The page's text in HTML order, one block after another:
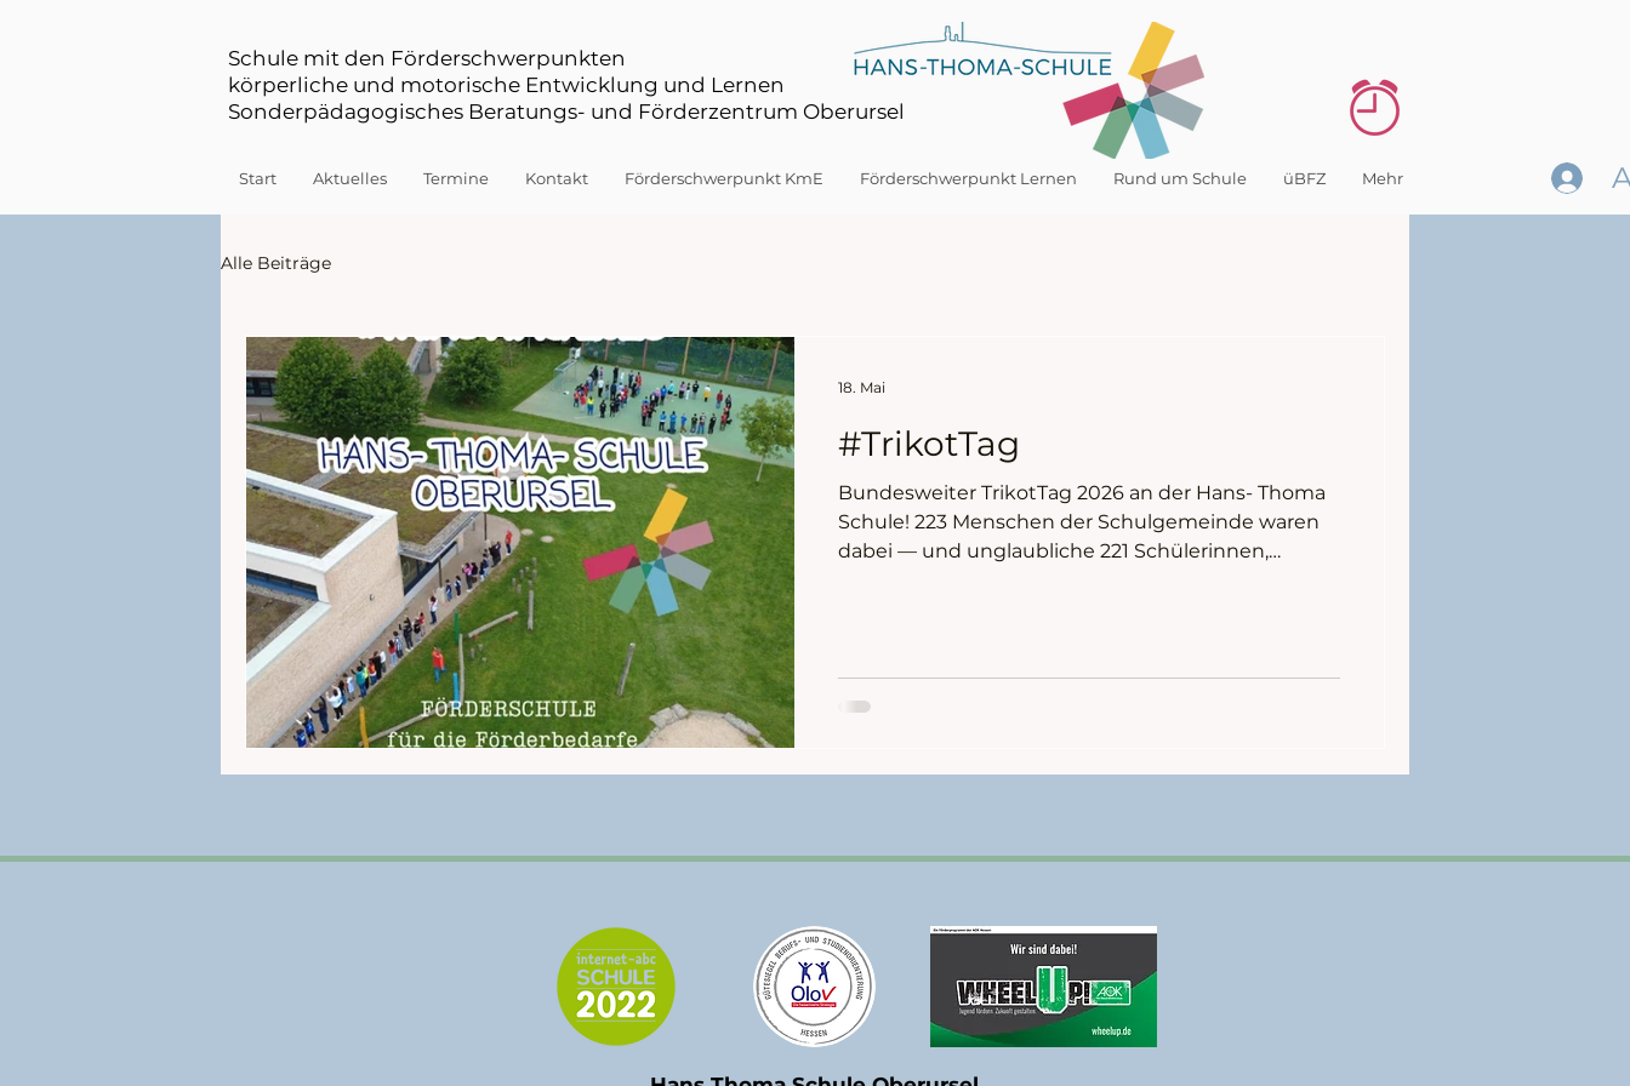
Schule mit den Förderschwerpunkten
körperliche und motorische Entwicklung und Lernen
Sonderpädagogisches Beratungs- und Förderzentrum Oberursel
Start Aktuelles Termine Kontakt Förderschwerpunkt KmE Förderschwerpunkt Lernen Rund um Schule üBFZ Mehr
Alle Beiträge
#TrikotTag
Bundesweiter TrikotTag 2026 an der Hans- Thoma
Schule! 223 Menschen der Schulgemeinde waren
dabei — und unglaubliche 221 Schülerinnen,
18. Mai